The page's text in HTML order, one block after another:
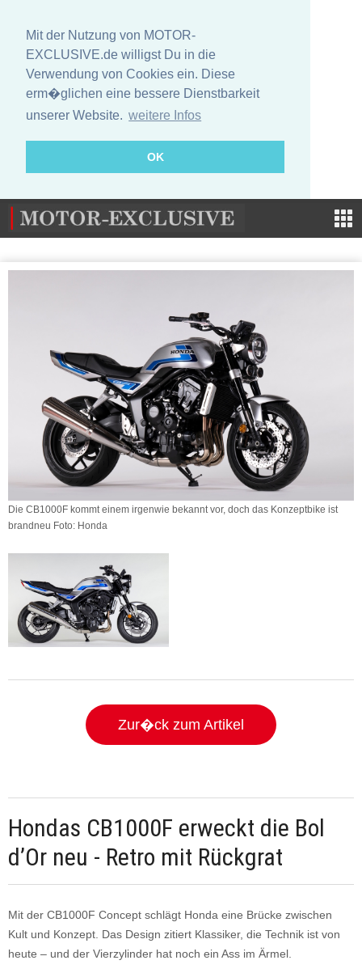
Mit der Nutzung von MOTOR-
EXCLUSIVE.de willigst Du in die
Verwendung von Cookies ein. Diese
erm�glichen eine bessere Dienstbarkeit
unserer Website. weitere Infos
OK
Die CB1000F kommt einem irgenwie bekannt vor, doch das Konzeptbike ist
brandneu Foto: Honda
Zur�ck zum Artikel
Hondas CB1000F erweckt die Bol
d’Or neu - Retro mit Rückgrat
Mit der CB1000F Concept schlägt Honda eine Brücke zwischen
Kult und Konzept. Das Design zitiert Klassiker, die Technik ist von
heute – und der Vierzylinder hat noch ein Ass im Ärmel.